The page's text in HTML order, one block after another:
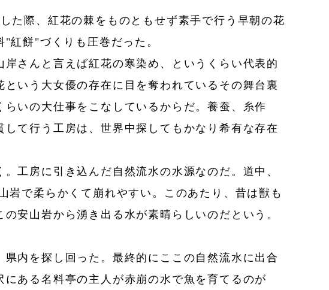
た際、紅花の棘をものともせず素手で行う早朝の花
紅餅"づくりも圧巻だった。
さんと言えば紅花の寒染め、というくらい代表的
いう大女優の存在に目を奪われているその舞台裏
いの大仕事をこなしているからだ。養蚕、糸作
て行う工房は、世界中探してもかなり希有な存在
工房に引き込んだ自然流水の水源なのだ。道中、
で柔らかくて崩れやすい。このあたり、昔は獣も
安山岩から湧き出る水が素晴らしいのだという。
内を探し回った。最終的にここの自然流水に出合
ある名料亭の主人が赤崩の水で魚を育てるのが